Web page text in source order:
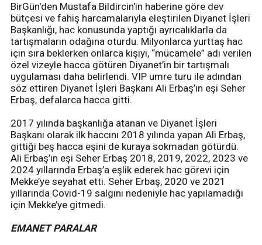
BirGün'den Mustafa Bildircin'in haberine göre dev
bütçesi ve fahiş harcamalarıyla eleştirilen Diyanet İşleri
Başkanlığı, hac konusunda yaptığı ayrıcalıklarla da
tartışmaların odağına oturdu. Milyonlarca yurttaş hac
için sıra beklerken onlarca kişiyi, “mücamele” adı verilen
özel vizeyle hacca götüren Diyanet’in bir tartışmalı
uygulaması daha belirlendi. VIP umre turu ile adından
söz ettiren Diyanet İşleri Başkanı Ali Erbaş’ın eşi Seher
Erbaş, defalarca hacca gitti.
2017 yılında başkanlığa atanan ve Diyanet İşleri
Başkanı olarak ilk haccını 2018 yılında yapan Ali Erbaş,
gittiği beş hacca eşini de kuraya sokmadan götürdü.
Ali Erbaş’ın eşi Seher Erbaş 2018, 2019, 2022, 2023 ve
2024 yıllarında Erbaş’a eşlik ederek hac görevi için
Mekke’ye seyahat etti. Seher Erbaş, 2020 ve 2021
yıllarında Covid-19 salgını nedeniyle hac yapılamadığı
için Mekke’ye gitmedi.
EMANET PARALAR